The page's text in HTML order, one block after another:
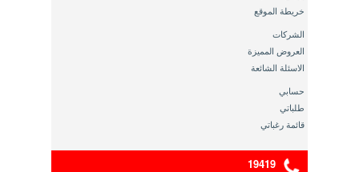
خريطة الموقع
الشركات
العروض المميزة
الاسئلة الشائعة
حسابي
طلباتي
قائمة رغباتي
19419